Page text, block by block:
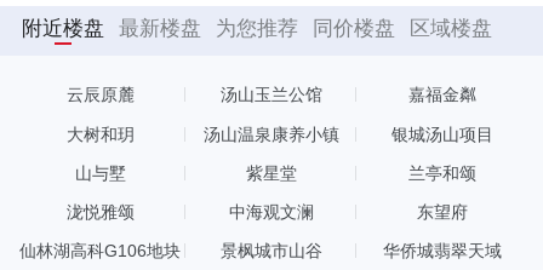
附近楼盘 最新楼盘 为您推荐 同价楼盘 区域楼盘
云辰原麓 汤山玉兰公馆 嘉福金粼
大树和玥 汤山温泉康养小镇 银城汤山项目
山与墅 紫星堂 兰亭和颂
泷悦雅颂 中海观文澜 东望府
仙林湖高科G106地块 景枫城市山谷 华侨城翡翠天域